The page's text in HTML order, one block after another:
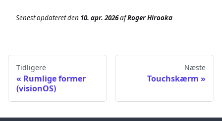
Senest opdateretden 10. apr. 2026afRoger Hirooka
Tidligere
Rumlige former
(visionOS)
Næste
Touchskærm